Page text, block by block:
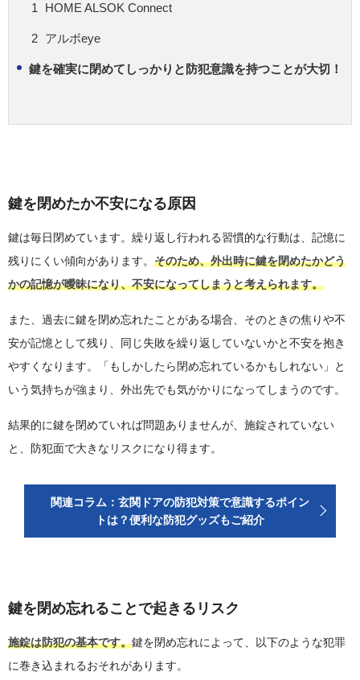
HOME ALSOK Connect
アルボeye
鍵を確実に閉めてしっかりと防犯意識を持つことが大切！
鍵を閉めたか不安になる原因
鍵は毎日閉めています。繰り返し行われる習慣的な行動は、記憶に
残りにくい傾向があります。 そのため、外出時に鍵を閉めたかどう
かの記憶が曖昧になり、不安になってしまうと考えられます。
また、過去に鍵を閉め忘れたことがある場合、そのときの焦りや不
安が記憶として残り、同じ失敗を繰り返していないかと不安を抱き
やすくなります。「もしかしたら閉め忘れているかもしれない」と
いう気持ちが強まり、外出先でも気がかりになってしまうのです。
結果的に鍵を閉めていれば問題ありませんが、施錠されていない
と、防犯面で大きなリスクになり得ます。
関連コラム：玄関ドアの防犯対策で意識するポイン
トは？便利な防犯グッズもご紹介
鍵を閉め忘れることで起きるリスク
施錠は防犯の基本です。鍵を閉め忘れによって、以下のような犯罪
に巻き込まれるおそれがあります。